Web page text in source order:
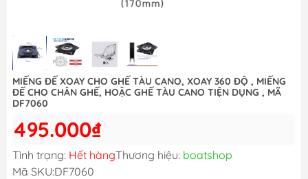
MIẾNG ĐẾ XOAY CHO GHẾ TÀU CANO, XOAY 360 ĐỘ , MIẾNG
ĐẾ CHO CHÂN GHẾ, HOẶC GHẾ TÀU CANO TIỆN DỤNG , MÃ
DF7060
495.000₫
Tình trạng: Hết hàngThương hiệu: boatshop
Mã SKU:DF7060